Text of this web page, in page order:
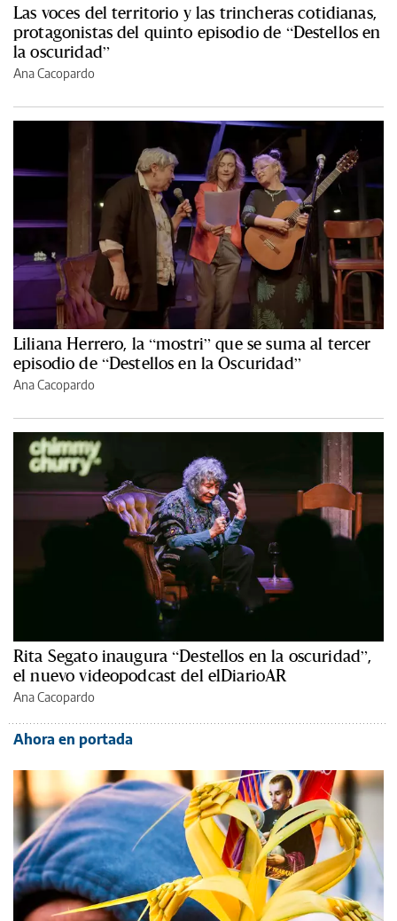
Las voces del territorio y las trincheras cotidianas,
protagonistas del quinto episodio de “Destellos en
la oscuridad”
Ana Cacopardo
Liliana Herrero, la “mostri” que se suma al tercer
episodio de “Destellos en la Oscuridad”
Ana Cacopardo
Rita Segato inaugura “Destellos en la oscuridad”,
el nuevo videopodcast del elDiarioAR
Ana Cacopardo
Ahora en portada